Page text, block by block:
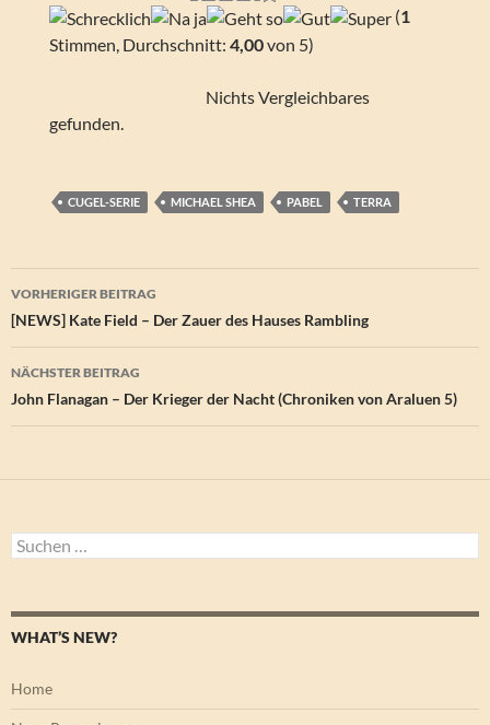
(1
Stimmen, Durchschnitt: 4,00von 5)
Nichts Vergleichbares
gefunden.
CUGEL-SERIE MICHAEL SHEA PABEL TERRA
Beitragsnavigation
VORHERIGER BEITRAG
[NEWS] Kate Field – Der Zauer des Hauses Rambling
NÄCHSTER BEITRAG
John Flanagan – Der Krieger der Nacht (Chroniken von Araluen 5)
Suchen
nach:
WHAT’S NEW?
Home